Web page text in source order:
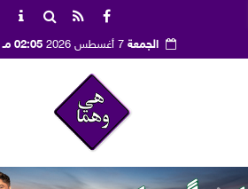
الجمعة 02:05 مـ